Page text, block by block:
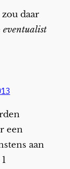
daar
eventualist
een
aan